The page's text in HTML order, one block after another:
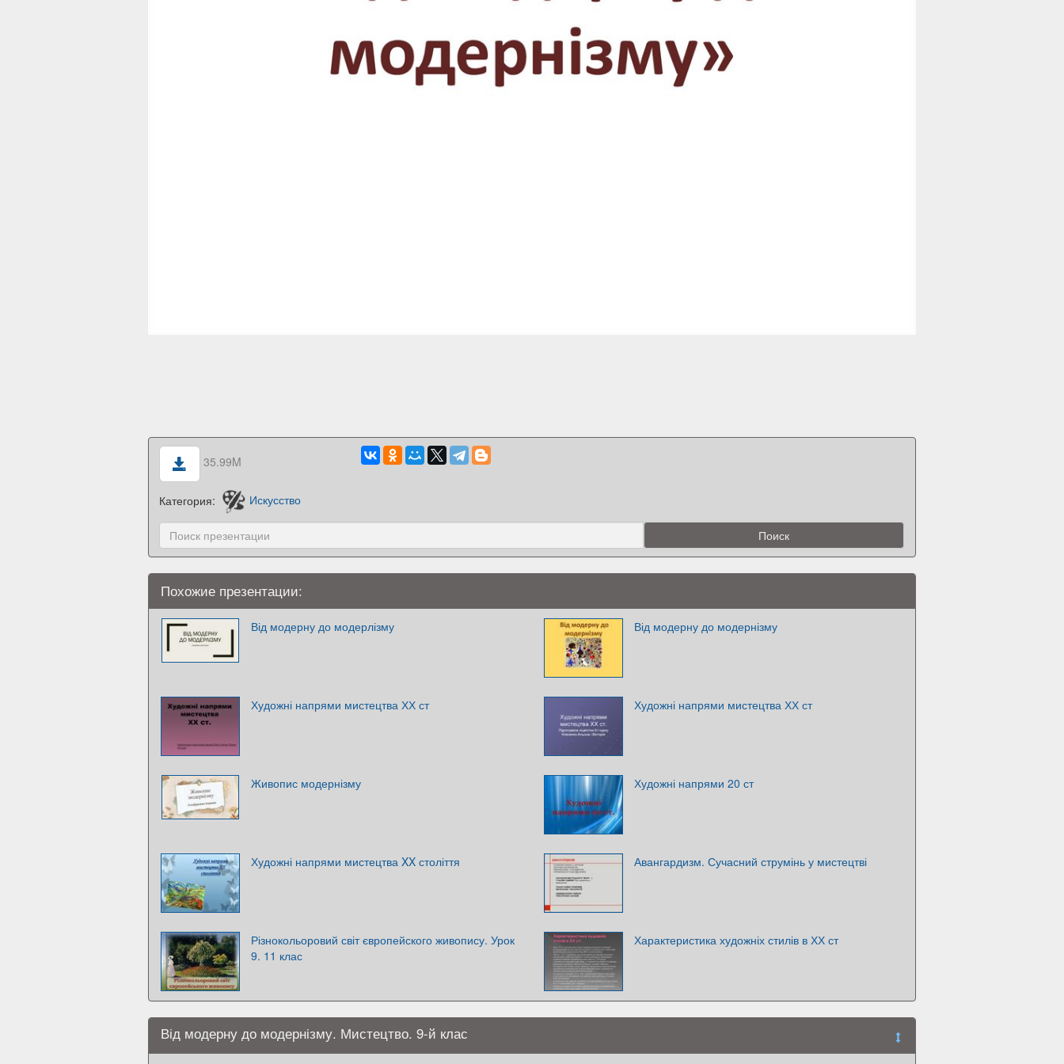
35.99M
Категория: Искусство
Похожие презентации:
Від модерну до модерлізму Від модерну до модернізму
Художні напрями мистецтва ХХ ст Художні напрями мистецтва ХХ ст
Живопис модернізму Художні напрями 20 ст
Художні напрями мистецтва XX століття Авангардизм. Сучасний струмінь у мистецтві
Різнокольоровий світ європейского живопису. Урок
9. 11 клас
Характеристика художніх стилів в ХХ ст
Від модерну до модернізму. Мистецтво. 9-й клас